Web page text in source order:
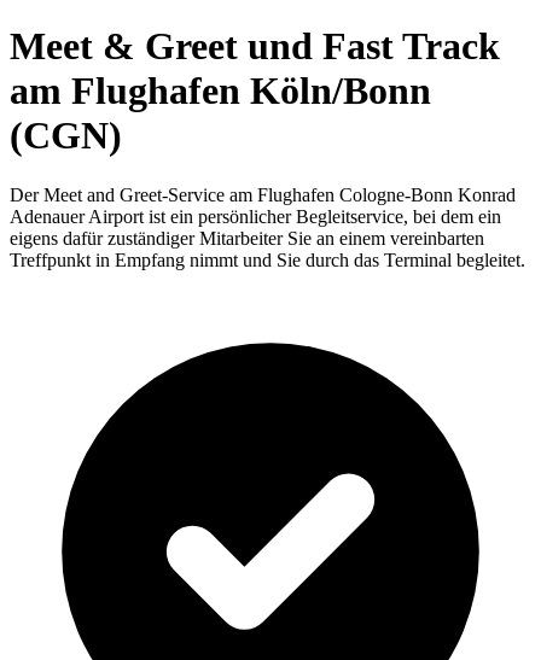
Meet & Greet und Fast Track
am Flughafen Köln/Bonn
(CGN)
Der Meet and Greet-Service am Flughafen Cologne-Bonn Konrad
Adenauer Airport ist ein persönlicher Begleitservice, bei dem ein
eigens dafür zuständiger Mitarbeiter Sie an einem vereinbarten
Treffpunkt in Empfang nimmt und Sie durch das Terminal begleitet.